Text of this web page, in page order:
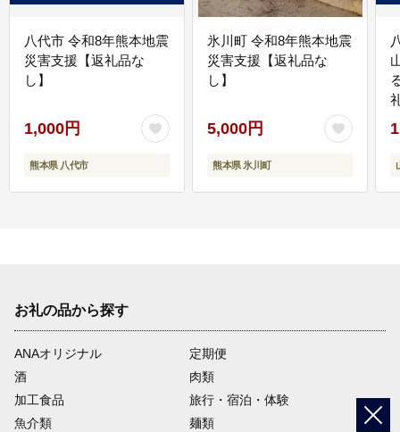
八代市 令和8年熊本地震
災害支援【返礼品な
し】
1,000円
熊本県 八代市
氷川町 令和8年熊本地震
災害支援【返礼品な
し】
5,000円
熊本県 氷川町
お礼の品から探す
ANAオリジナル
定期便
酒
肉類
加工食品
旅行・宿泊・体験
魚介類
麺類